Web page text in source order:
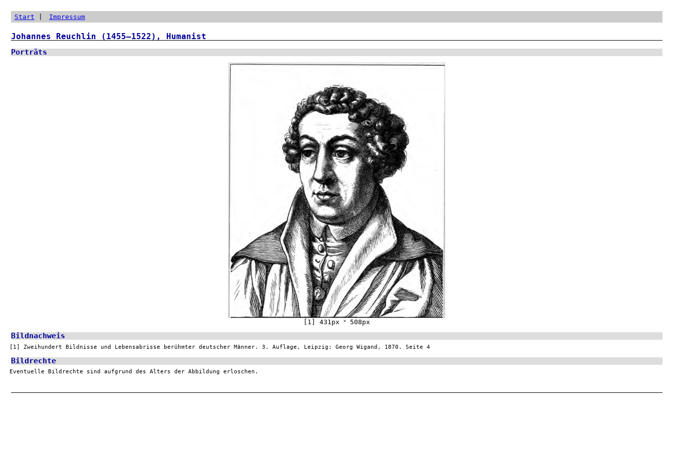
Start Impressum
Johannes Reuchlin (1455–1522), Humanist
Porträts
[1] 431px ˟ 508px
Bildnachweis
[1] Zweihundert Bildnisse und Lebensabrisse berühmter deutscher Männer. 3. Auflage, Leipzig: Georg Wigand, 1870. Seite 4
Bildrechte
Eventuelle Bildrechte sind aufgrund des Alters der Abbildung erloschen.